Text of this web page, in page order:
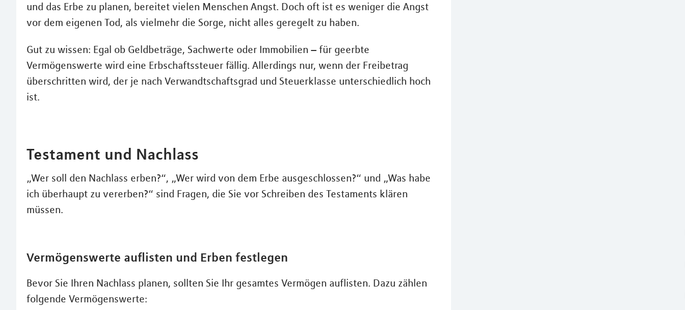
und das Erbe zu planen, bereitet vielen Menschen Angst. Doch oft ist es weniger die Angst
vor dem eigenen Tod, als vielmehr die Sorge, nicht alles geregelt zu haben.
Gut zu wissen: Egal ob Geldbeträge, Sachwerte oder Immobilien – für geerbte
Vermögenswerte wird eine Erbschaftssteuer fällig. Allerdings nur, wenn der Freibetrag
überschritten wird, der je nach Verwandtschaftsgrad und Steuerklasse unterschiedlich hoch
ist.
Testament und Nachlass
„Wer soll den Nachlass erben?“, „Wer wird von dem Erbe ausgeschlossen?“ und „Was habe
ich überhaupt zu vererben?“ sind Fragen, die Sie vor Schreiben des Testaments klären
müssen.
Vermögenswerte auflisten und Erben festlegen
Bevor Sie Ihren Nachlass planen, sollten Sie Ihr gesamtes Vermögen auflisten. Dazu zählen
folgende Vermögenswerte: